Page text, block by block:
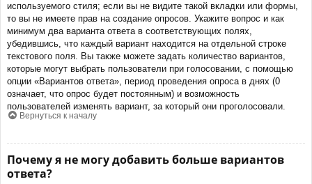
используемого стиля; если вы не видите такой вкладки или формы,
то вы не имеете прав на создание опросов. Укажите вопрос и как
минимум два варианта ответа в соответствующих полях,
убедившись, что каждый вариант находится на отдельной строке
текстового поля. Вы также можете задать количество вариантов,
которые могут выбрать пользователи при голосовании, с помощью
опции «Вариантов ответа», период проведения опроса в днях (0
означает, что опрос будет постоянным) и возможность
пользователей изменять вариант, за который они проголосовали.
Вернуться к началу
Почему я не могу добавить больше вариантов
ответа?